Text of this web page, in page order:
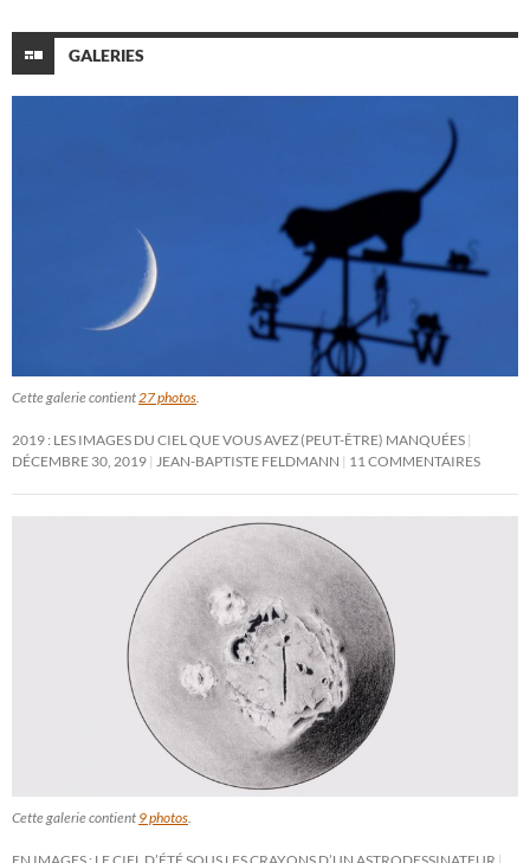
GALERIES
Cette galerie contient 27 photos
2019 : LES IMAGES DU CIEL QUE VOUS AVEZ (PEUT-ÊTRE) MANQUÉES
DÉCEMBRE 30, 2019
JEAN-BAPTISTE FELDMANN 11 COMMENTAIRES
Cette galerie contient 9 photos